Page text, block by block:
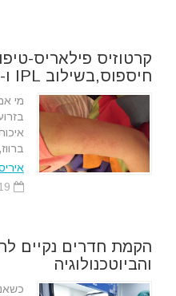
קרטוזיס פילאריס-
חיספוס,בשילוב IPL ו-RF |איריס לוי
מי
הקמת חדרים נקיים
והביוטכנולוגיה